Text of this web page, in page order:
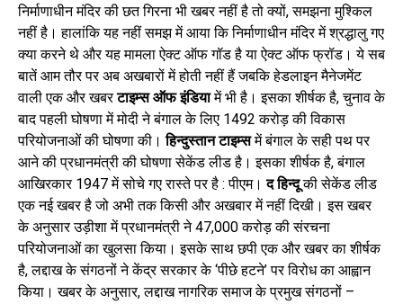
निर्माणाधीन मंदिर की छत गिरना भी खबर नहीं है तो क्यों, समझना मुश्किल
नहीं है। हालांकि यह नहीं समझ में आया कि निर्माणाधीन मंदिर में श्रद्धालु गए
क्या करने थे और यह मामला ऐक्ट ऑफ गॉड है या ऐक्ट ऑफ फ्रॉड। ये सब
बातें आम तौर पर अब अखबारों में होती नहीं हैं जबकि हेडलाइन मैनेजमेंट
वाली एक और खबरटाइम्स ऑफ इंडियामें भी है। इसका शीर्षक है, चुनाव के
बाद पहली घोषणा में मोदी ने बंगाल के लिए 1492 करोड़ की विकास
परियोजनाओं की घोषणा की।हिन्दुस्तान टाइम्समें बंगाल के सही पथ पर
आने की प्रधानमंत्री की घोषणा सेकेंड लीड है। इसका शीर्षक है, बंगाल
आखिरकार 1947 में सोचे गए रास्ते पर है : पीएम।द हिन्दूकी सेकेंड लीड
एक नई खबर है जो अभी तक किसी और अखबार में नहीं दिखी। इस खबर
के अनुसार उड़ीशा में प्रधानमंत्री ने 47,000 करोड़ की संरचना
परियोजनाओं का खुलसा किया। इसके साथ छपी एक और खबर का शीर्षक
है, लद्दाख के संगठनों ने केंद्र सरकार के ‘पीछे हटने’ पर विरोध का आह्वान
किया। खबर के अनुसार, लद्दाख नागरिक समाज के प्रमुख संगठनों –